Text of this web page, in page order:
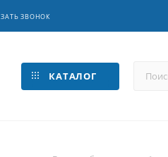
ЗВОНОК
КАТАЛОГ